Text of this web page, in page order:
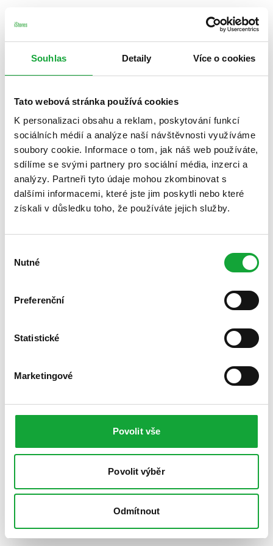
Souhlas Detaily Více o cookies
Tato webová stránka používá cookies
K personalizaci obsahu a reklam, poskytování funkcí
sociálních médií a analýze naší návštěvnosti využíváme
soubory cookie. Informace o tom, jak náš web používáte,
sdílíme se svými partnery pro sociální média, inzerci a
analýzy. Partneři tyto údaje mohou zkombinovat s
dalšími informacemi, které jste jim poskytli nebo které
získali v důsledku toho, že používáte jejich služby.
souhlasu
Nutné
Preferenční
Statistické
Marketingové
Povolit vše
Povolit výběr
Odmítnout